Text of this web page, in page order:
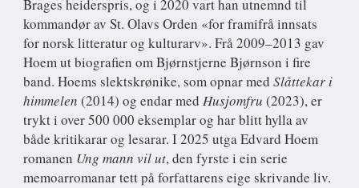
Brages heiderspris, og i 2020 vart han utnemnd til
kommandør av St. Olavs Orden «for framifrå innsats
for norsk litteratur og kulturarv». Frå 2009–2013 gav
Hoem ut biografien om Bjørnstjerne Bjørnson i fire
band. Hoems slektskrønike, som opnar med Slåttekar i
himmelen (2014) og endar med Husjomfru (2023), er
trykt i over 500 000 eksemplar og har blitt hylla av
både kritikarar og lesarar. I 2025 utga Edvard Hoem
romanen Ung mann vil ut, den fyrste i ein serie
memoarromanar tett på forfattarens eige skrivande liv.